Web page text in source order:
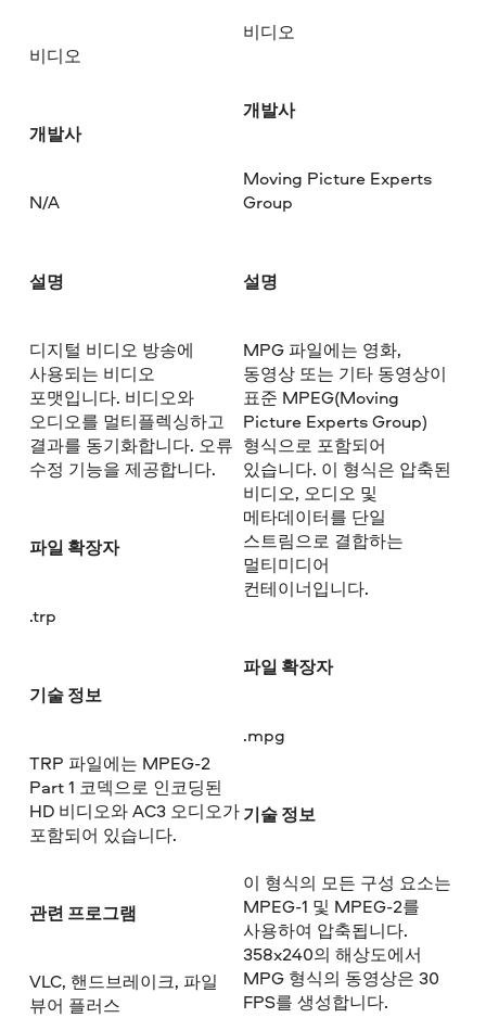
비디오
개발사
N/A
설명
디지털 비디오 방송에
사용되는 비디오
포맷입니다. 비디오와
오디오를 멀티플렉싱하고
결과를 동기화합니다. 오류
수정 기능을 제공합니다.
파일 확장자
.trp
기술 정보
TRP 파일에는 MPEG-2
Part 1 코덱으로 인코딩된
HD 비디오와 AC3 오디오가
포함되어 있습니다.
관련 프로그램
VLC, 핸드브레이크, 파일
뷰어 플러스
비디오
개발사
Moving Picture Experts
Group
설명
MPG 파일에는 영화,
동영상 또는 기타 동영상이
표준 MPEG(Moving
Picture Experts Group)
형식으로 포함되어
있습니다. 이 형식은 압축된
비디오, 오디오 및
메타데이터를 단일
스트림으로 결합하는
멀티미디어
컨테이너입니다.
파일 확장자
.mpg
기술 정보
이 형식의 모든 구성 요소는
MPEG-1 및 MPEG-2를
사용하여 압축됩니다.
358x240의 해상도에서
MPG 형식의 동영상은 30
FPS를 생성합니다.